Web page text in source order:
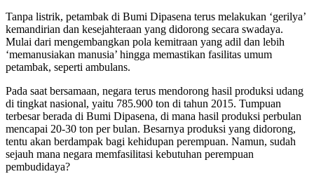
Tanpa listrik, petambak di Bumi Dipasena terus melakukan ‘gerilya’
kemandirian dan kesejahteraan yang didorong secara swadaya.
Mulai dari mengembangkan pola kemitraan yang adil dan lebih
‘memanusiakan manusia’ hingga memastikan fasilitas umum
petambak, seperti ambulans.
Pada saat bersamaan, negara terus mendorong hasil produksi udang
di tingkat nasional, yaitu 785.900 ton di tahun 2015. Tumpuan
terbesar berada di Bumi Dipasena, di mana hasil produksi perbulan
mencapai 20-30 ton per bulan. Besarnya produksi yang didorong,
tentu akan berdampak bagi kehidupan perempuan. Namun, sudah
sejauh mana negara memfasilitasi kebutuhan perempuan
pembudidaya?